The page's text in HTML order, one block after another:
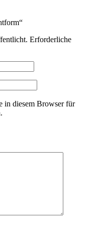
Erforderliche
in diesem Browser für